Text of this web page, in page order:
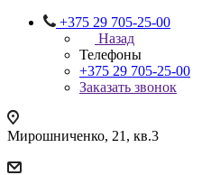
+375 29 705-25-00
Назад
Телефоны
+375 29 705-25-00
Заказать звонок
Мирошниченко, 21, кв.3